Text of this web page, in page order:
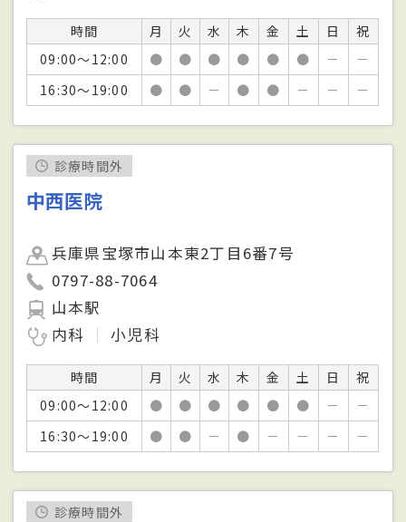
時間 月 火 水 木 金 土 日
祝
09:00～12:00
● ● ● ● ● ● －
－
16:30～19:00
● ● － ● ● － － －
診療時間外
中西医院
兵庫県宝塚市山本東2丁目6番7号
0797-88-7064
山本駅
内科
小児科
時間 月 火 水 木 金 土 日
祝
09:00～12:00
● ● ● ● ● ● －
－
16:30～19:00
● ● － ● － － － －
診療時間外